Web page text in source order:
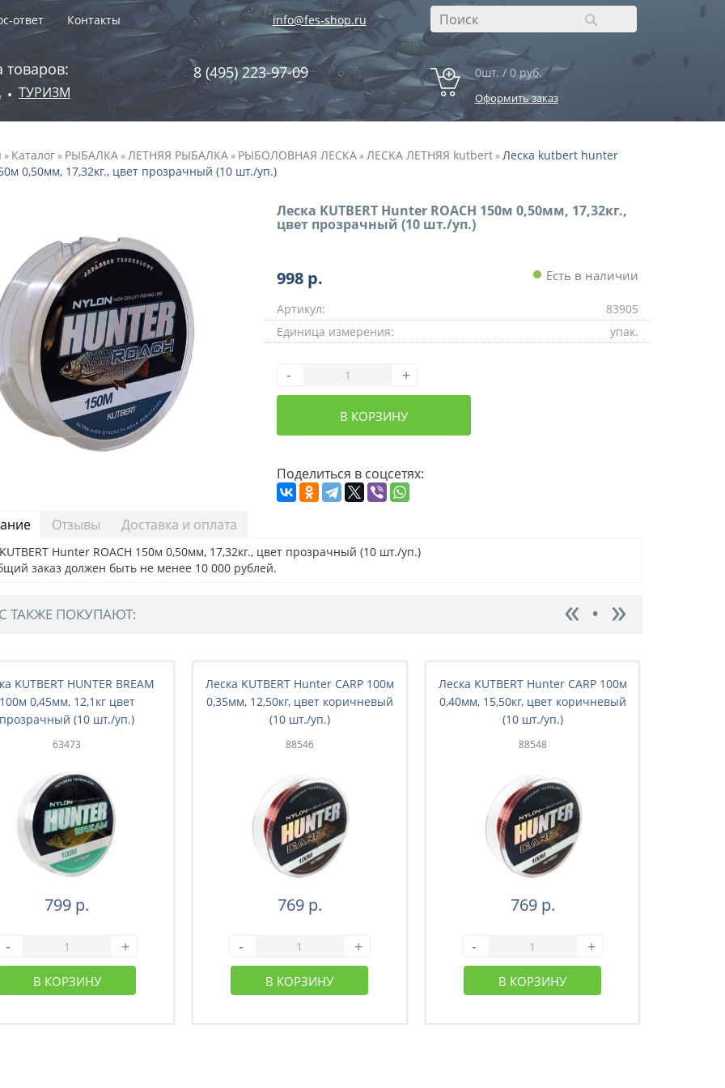
ответ Контакты info@fes-shop.ru
товаров:
• ТУРИЗМ
8 (495) 223-97-09 0шт. / 0 руб.
Оформить заказ
» Каталог» РЫБАЛКА»ЛЕТНЯЯ РЫБАЛКА» РЫБОЛОВНАЯ ЛЕСКА»ЛЕСКА ЛЕТНЯЯ kutbert»Леска kutbert hunter
0,50мм, 17,32кг., цвет прозрачный (10 шт./уп.)
Леска KUTBERT Hunter ROACH 150м 0,50мм, 17,32кг.,
цвет прозрачный (10 шт./уп.)
998 р. Есть в наличии
Артикул:
83905
Единица измерения:
упак.
- +
В КОРЗИНУ
Поделиться в соцсетях:
Отзывы Доставка и оплата
Hunter ROACH 150м 0,50мм, 17,32кг., цвет прозрачный (10 шт./уп.)
заказ должен быть не менее 10 000 рублей.
ТАКЖЕ ПОКУПАЮТ:
KUTBERT HUNTER BREAM
100м 0,45мм, 12,1кг цвет
прозрачный (10 шт./уп.)
63473
799 р.
- +
В КОРЗИНУ
Леска KUTBERT Hunter CARP 100м
0,35мм, 12,50кг, цвет коричневый
(10 шт./уп.)
88546
769 р.
- +
В КОРЗИНУ
Леска KUTBERT Hunter CARP 100м
0,40мм, 15,50кг, цвет коричневый
(10 шт./уп.)
88548
769 р.
- +
В КОРЗИНУ